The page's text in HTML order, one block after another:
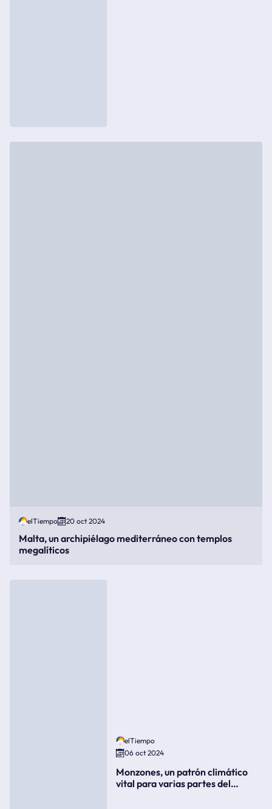
elTiempo 20 oct 2024
Malta, un archipiélago mediterráneo con templos
megalíticos
elTiempo
06 oct 2024
Monzones, un patrón climático
vital para varias partes del